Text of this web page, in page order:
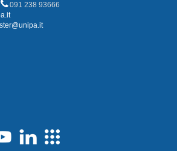
091 238 93666